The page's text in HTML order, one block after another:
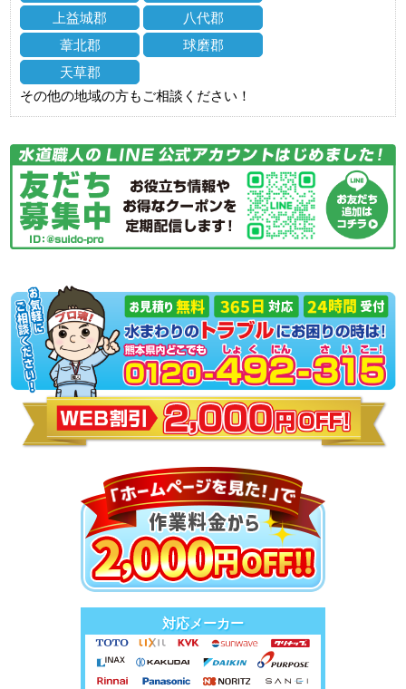
上益城郡
八代郡
葦北郡
球磨郡
天草郡
その他の地域の方もご相談ください！
対応メーカー